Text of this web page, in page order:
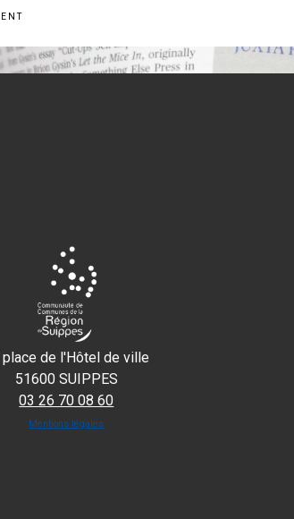
: 1ère rencontre entrepreneuriale
place de l'Hôtel de ville
51600 SUIPPES
03 26 70 08 60
Mentions légales